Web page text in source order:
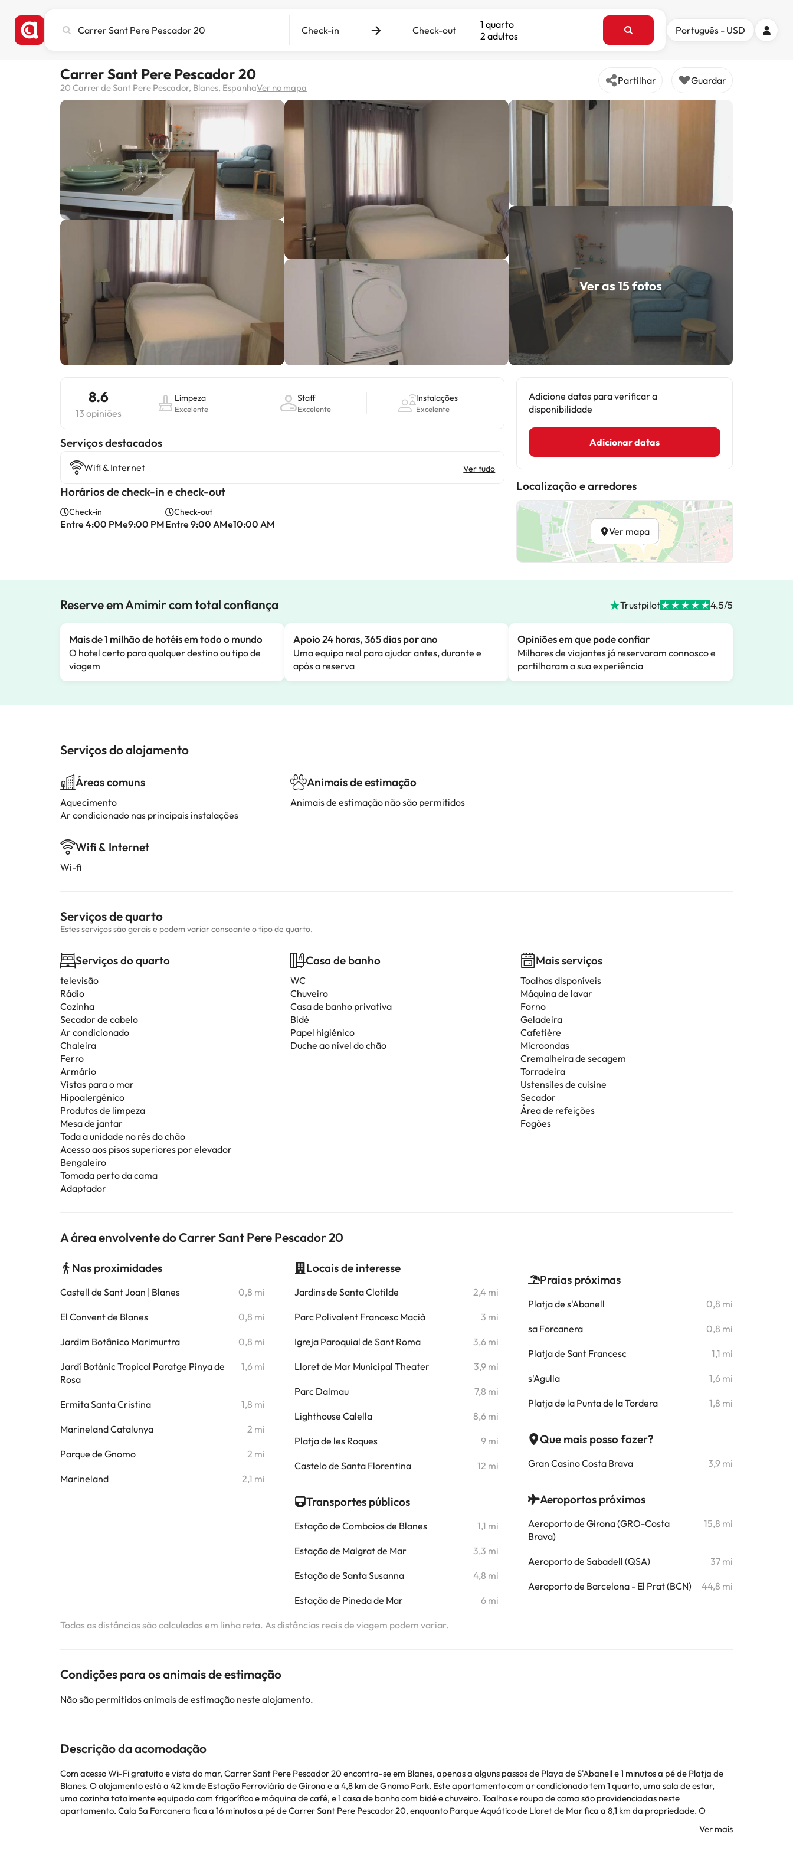
cidade,
destino
Check-in Check-out
1 quarto
2 adultos
Português - USD
Carrer Sant Pere Pescador 20
20 Carrer de Sant Pere Pescador, Blanes, EspanhaVer no mapa
Partilhar Guardar
Ver as 15 fotos
8.6
13 opiniões
Limpeza
Excelente
Staff
Excelente
Instalações
Excelente
Serviços destacados
Wifi & Internet Ver tudo
Horários de check-in e check-out
Check-in
Entre 4:00 PMe9:00 PM
Check-out
Entre 9:00 AMe10:00 AM
Adicione datas para verificar a
disponibilidade
Adicionar datas
Localização e arredores
Ver mapa
Reserve em Amimir com total confiança Trustpilot 4.5/5
Mais de 1 milhão de hotéis em todo o mundo
O hotel certo para qualquer destino ou tipo de
viagem
Apoio 24 horas, 365 dias por ano
Uma equipa real para ajudar antes, durante e
após a reserva
Opiniões em que pode confiar
Milhares de viajantes já reservaram connosco e
partilharam a sua experiência
Serviços do alojamento
Áreas comuns
Aquecimento
Ar condicionado nas principais instalações
Wifi & Internet
Wi-fi
Animais de estimação
Animais de estimação não são permitidos
Serviços de quarto
Estes serviços são gerais e podem variar consoante o tipo de quarto.
Serviços do quarto
televisão
Rádio
Cozinha
Secador de cabelo
Ar condicionado
Chaleira
Ferro
Armário
Vistas para o mar
Hipoalergénico
Produtos de limpeza
Mesa de jantar
Toda a unidade no rés do chão
Acesso aos pisos superiores por elevador
Bengaleiro
Tomada perto da cama
Adaptador
Casa de banho
WC
Chuveiro
Casa de banho privativa
Bidé
Papel higiénico
Duche ao nível do chão
Mais serviços
Toalhas disponíveis
Máquina de lavar
Forno
Geladeira
Cafetière
Microondas
Cremalheira de secagem
Torradeira
Ustensiles de cuisine
Secador
Área de refeições
Fogões
A área envolvente do Carrer Sant Pere Pescador 20
Nas proximidades
Castell de Sant Joan | Blanes 0,8 mi
El Convent de Blanes 0,8 mi
Jardim Botânico Marimurtra 0,8 mi
Jardí Botànic Tropical Paratge Pinya de
Rosa
1,6 mi
Ermita Santa Cristina 1,8 mi
Marineland Catalunya 2 mi
Parque de Gnomo 2 mi
Marineland 2,1 mi
Locais de interesse
Jardins de Santa Clotilde 2,4 mi
Parc Polivalent Francesc Macià 3 mi
Igreja Paroquial de Sant Roma 3,6 mi
Lloret de Mar Municipal Theater 3,9 mi
Parc Dalmau 7,8 mi
Lighthouse Calella 8,6 mi
Platja de les Roques 9 mi
Castelo de Santa Florentina 12 mi
Transportes públicos
Estação de Comboios de Blanes 1,1 mi
Estação de Malgrat de Mar 3,3 mi
Estação de Santa Susanna 4,8 mi
Estação de Pineda de Mar 6 mi
Praias próximas
Platja de s'Abanell 0,8 mi
sa Forcanera 0,8 mi
Platja de Sant Francesc 1,1 mi
s'Agulla 1,6 mi
Platja de la Punta de la Tordera 1,8 mi
Que mais posso fazer?
Gran Casino Costa Brava 3,9 mi
Aeroportos próximos
Aeroporto de Girona (GRO-Costa
Brava)
15,8 mi
Aeroporto de Sabadell (QSA) 37 mi
Aeroporto de Barcelona - El Prat (BCN) 44,8 mi
Todas as distâncias são calculadas em linha reta. As distâncias reais de viagem podem variar.
Condições para os animais de estimação
Não são permitidos animais de estimação neste alojamento.
Descrição da acomodação
Com acesso Wi-Fi gratuito e vista do mar, Carrer Sant Pere Pescador 20 encontra-se em Blanes, apenas a alguns passos de Playa de S'Abanell e 1 minutos a pé de Platja de
Blanes. O alojamento está a 42 km de Estação Ferroviária de Girona e a 4,8 km de Gnomo Park. Este apartamento com ar condicionado tem 1 quarto, uma sala de estar,
uma cozinha totalmente equipada com frigorífico e máquina de café, e 1 casa de banho com bidé e chuveiro. Toalhas e roupa de cama são providenciadas neste
apartamento. Cala Sa Forcanera fica a 16 minutos a pé de Carrer Sant Pere Pescador 20, enquanto Parque Aquático de Lloret de Mar fica a 8,1 km da propriedade. O